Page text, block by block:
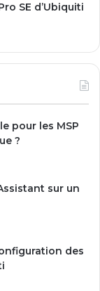
SE d’Ubiquiti
pour les MSP
?
sur un
des